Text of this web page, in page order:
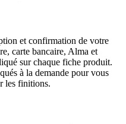
et confirmation de votre
carte bancaire, Alma et
sur chaque fiche produit.
à la demande pour vous
les finitions.